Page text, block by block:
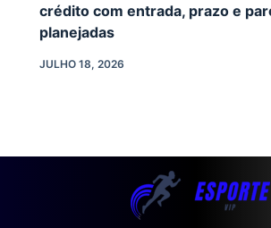
crédito com entrada, prazo e
planejadas
JULHO 18, 2026